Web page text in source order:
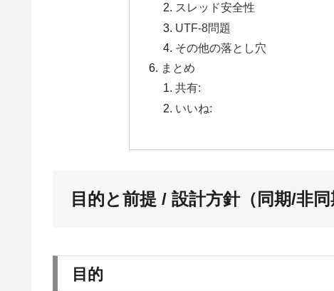
スレッド安全性
UTF-8問題
その他の落とし穴
まとめ
共有:
いいね:
目的と前提 / 設計方針（同期/非同
目的